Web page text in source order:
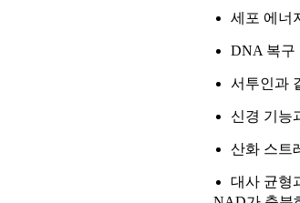
세포 에너
DNA 복구
서투인과
신경 기능
산화 스트
대사 균형